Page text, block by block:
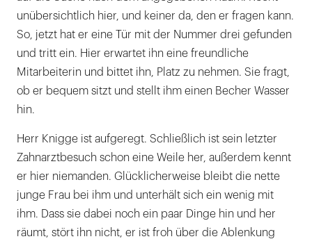
unübersichtlich hier, und keiner da, den er fragen kann.
So, jetzt hat er eine Tür mit der Nummer drei gefunden
und tritt ein. Hier erwartet ihn eine freundliche
Mitarbeiterin und bittet ihn, Platz zu nehmen. Sie fragt,
ob er bequem sitzt und stellt ihm einen Becher Wasser
hin.
Herr Knigge ist aufgeregt. Schließlich ist sein letzter
Zahnarztbesuch schon eine Weile her, außerdem kennt
er hier niemanden. Glücklicherweise bleibt die nette
junge Frau bei ihm und unterhält sich ein wenig mit
ihm. Dass sie dabei noch ein paar Dinge hin und her
räumt, stört ihn nicht, er ist froh über die Ablenkung